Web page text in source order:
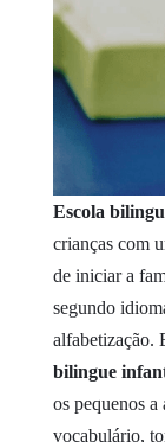
Escola
crianças com
de iniciar a
segundo
alfabetização.
bilingue
os pequenos a
vocabulário,